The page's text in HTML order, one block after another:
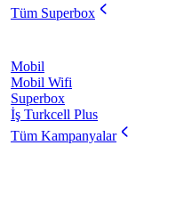
Tüm Superbox
Mobil
Mobil Wifi
Superbox
İş Turkcell Plus
Tüm Kampanyalar